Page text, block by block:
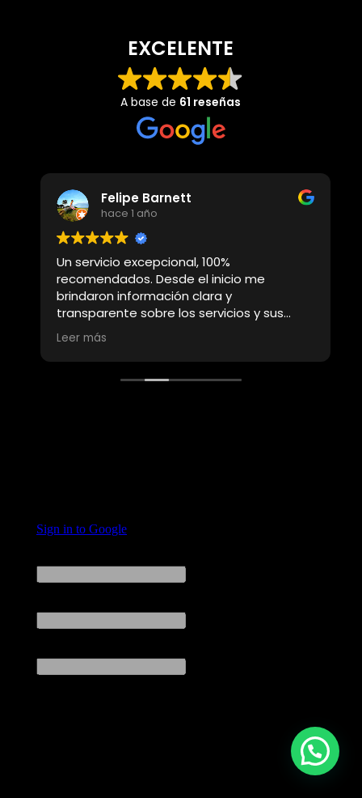
EXCELENTE
A base de 61 reseñas
Felipe Barnett
hace 1 año
Un servicio excepcional, 100%
recomendados. Desde el inicio me
brindaron información clara y
transparente sobre los servicios y sus
costos, lo que me dio mucha confianza
para tomar una decisión. Durante todo el
proceso, me mantuvieron al tanto con
actualizaciones constantes, siempre con
Leer más